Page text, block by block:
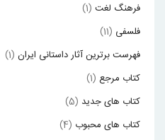
فرهنگ لغت (1)
فلسفی (11)
فهرست برترین آثار داستانی ایران (1)
کتاب مرجع (1)
کتاب های جدید (5)
کتاب های محبوب (4)